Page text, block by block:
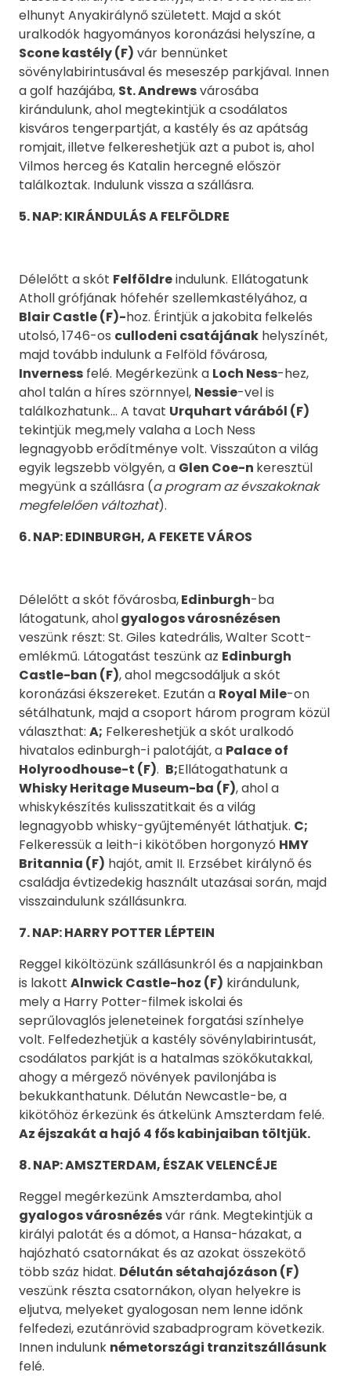
elhunyt Anyakirálynő született. Majd a skót
uralkodók hagyományos koronázási helyszíne, a
Scone kastély (F) vár bennünket
sövénylabirintusával és meseszép parkjával. Innen
a golf hazájába, St. Andrewsvárosába
kirándulunk, ahol megtekintjük a csodálatos
kisváros tengerpartját, a kastély és az apátság
romjait, illetve felkereshetjük azt a pubot is, ahol
Vilmos herceg és Katalin hercegné először
találkoztak. Indulunk vissza a szállásra.
5. NAP: KIRÁNDULÁS A FELFÖLDRE
Délelőtt a skót Felföldreindulunk. Ellátogatunk
Atholl grófjának hófehér szellemkastélyához, a
Blair Castle (F)-hoz. Érintjük a jakobita felkelés
utolsó, 1746-os cullodeni csatájának helyszínét,
majd tovább indulunk a Felföld fővárosa,
Inverness felé. Megérkezünk a Loch Ness-hez,
ahol talán a híres szörnnyel, Nessie-vel is
találkozhatunk... A tavat Urquhart várából (F)
tekintjük meg,mely valaha a Loch Ness
legnagyobb erődítménye volt. Visszaúton a világ
egyik legszebb völgyén, a Glen Coe-n keresztül
megyünk a szállásra (a program az évszakoknak
megfelelően változhat).
6. NAP: EDINBURGH, A FEKETE VÁROS
Délelőtt a skót fővárosba,Edinburgh-ba
látogatunk, aholgyalogos városnézésen
veszünk részt: St. Giles katedrális, Walter Scott-
emlékmű. Látogatást teszünk az Edinburgh
Castle-ban (F), ahol megcsodáljuk a skót
koronázási ékszereket. Ezután a Royal Mile-on
sétálhatunk, majd a csoport három program közül
választhat: A; Felkereshetjük a skót uralkodó
hivatalos edinburgh-i palotáját, a Palace of
Holyroodhouse-t (F). B;Ellátogathatunk a
Whisky Heritage Museum-ba (F), ahol a
whiskykészítés kulisszatitkait és a világ
legnagyobb whisky-gyűjteményét láthatjuk. C;
Felkeressük a leith-i kikötőben horgonyzó HMY
Britannia (F) hajót, amit II. Erzsébet királynő és
családja évtizedekig használt utazásai során, majd
visszaindulunk szállásunkra.
7. NAP: HARRY POTTER LÉPTEIN
Reggel kiköltözünk szállásunkról és a napjainkban
is lakott Alnwick Castle-hoz (F) kirándulunk,
mely a Harry Potter-filmek iskolai és
seprűlovaglós jeleneteinek forgatási színhelye
volt. Felfedezhetjük a kastély sövénylabirintusát,
csodálatos parkját is a hatalmas szökőkutakkal,
ahogy a mérgező növények pavilonjába is
bekukkanthatunk. Délután Newcastle-be, a
kikötőhöz érkezünk és átkelünk Amszterdam felé.
Az éjszakát a hajó 4 fős kabinjaiban töltjük.
8. NAP: AMSZTERDAM, ÉSZAK VELENCÉJE
Reggel megérkezünk Amszterdamba, ahol
gyalogos városnézésvár ránk. Megtekintjük a
királyi palotát és a dómot, a Hansa-házakat, a
hajózható csatornákat és az azokat összekötő
több száz hidat. Délután sétahajózáson (F)
veszünk részta csatornákon, olyan helyekre is
eljutva, melyeket gyalogosan nem lenne időnk
felfedezi, ezutánrövid szabadprogram következik.
Innen indulunk németországi tranzitszállásunk
felé.